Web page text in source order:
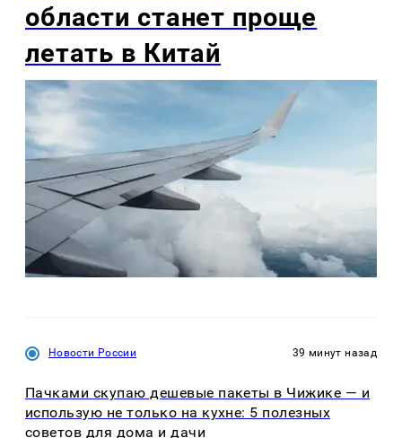
области станет проще
летать в Китай
Новости России 39 минут назад
Пачками скупаю дешевые пакеты в Чижике — и
использую не только на кухне: 5 полезных
советов для дома и дачи